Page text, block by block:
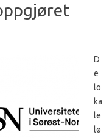
D
e
lo
ka
le
lø